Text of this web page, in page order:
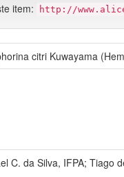
item: http://
citri Kuwayama
C. da Silva, IFPA; Tiago